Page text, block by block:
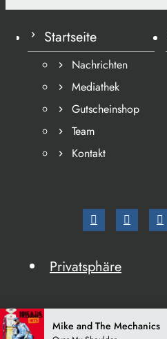
Startseite
Nachrichten
Mediathek
Gutscheinshop
Team
Kontakt
Privatsphäre
Mike and The Mechanics